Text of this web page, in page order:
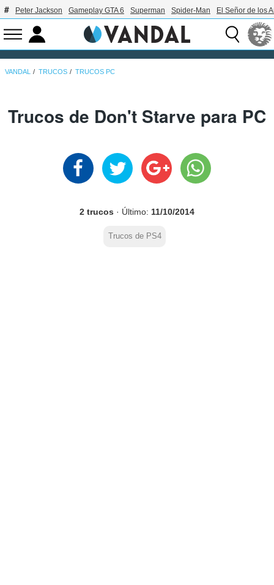
Peter Jackson Gameplay GTA 6 Superman Spider-Man El Señor de los
VANDAL TRUCOS TRUCOS PC
Trucos de Don't Starve para PC
2 trucos · Último: 11/10/2014
Trucos de PS4